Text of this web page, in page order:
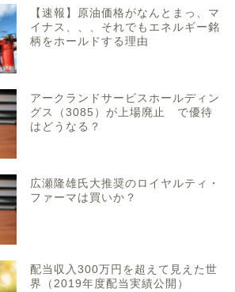
【速報】原油価格がなんとまっ、マ
イナス、、、それでもエネルギー銘
柄をホールドする理由
アークランドサービスホールディン
グス（3085）が上場廃止 で優待
はどうなる？
広瀬隆雄氏大推奨のロイヤルティ・
ファーマは買いか？
配当収入300万円を超えて見えた世
界（2019年度配当実績公開）